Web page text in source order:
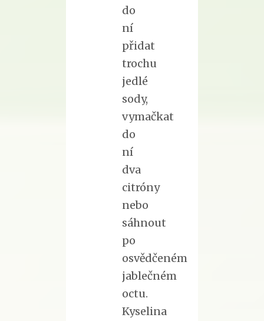
do
ní
přidat
trochu
jedlé
sody,
vymačkat
do
ní
dva
citróny
nebo
sáhnout
po
osvědčeném
jablečném
octu.
Kyselina